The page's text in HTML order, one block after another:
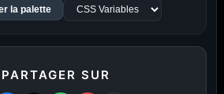
un fond d'écran.
plus petit au plus grand écran.
Littéralement.
la palette
PARTAGER SUR